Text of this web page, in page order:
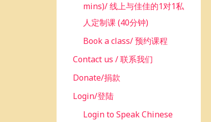
mins)/ 线上与佳佳的1对1私
人定制课 (40分钟)
Book a class/ 预约课程
Contact us / 联系我们
Donate/捐款
Login/登陆
Login to Speak Chinese